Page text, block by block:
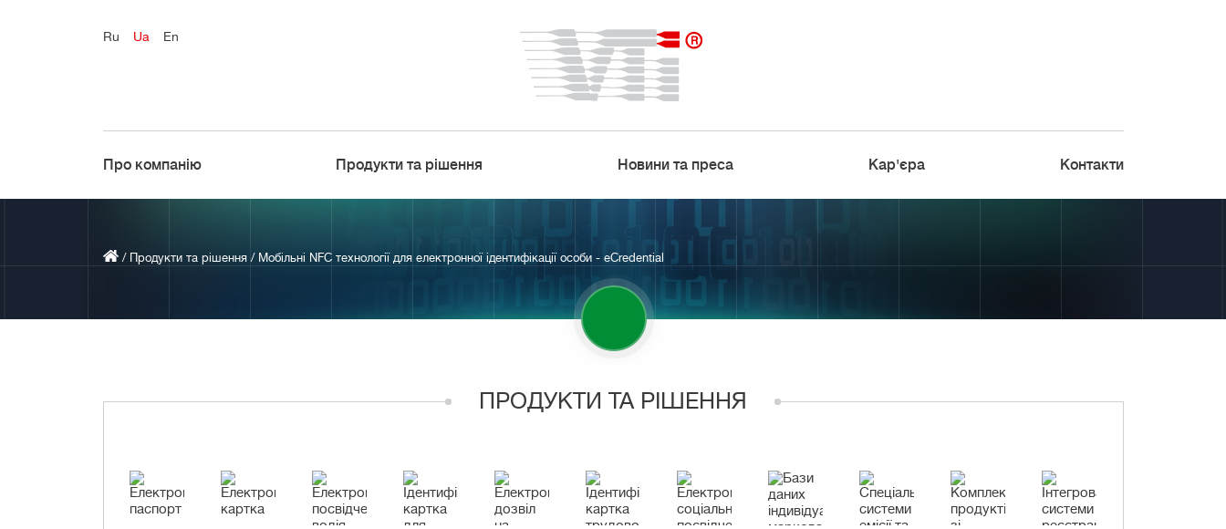
Ru Ua En
Про компанію Продукти та рішення Новини та преса Кар'єра Контакти
/ Продукти та рішення/ Мобільні NFC технології для електронної ідентифікації особи - eCredential
ПРОДУКТИ ТА РІШЕННЯ